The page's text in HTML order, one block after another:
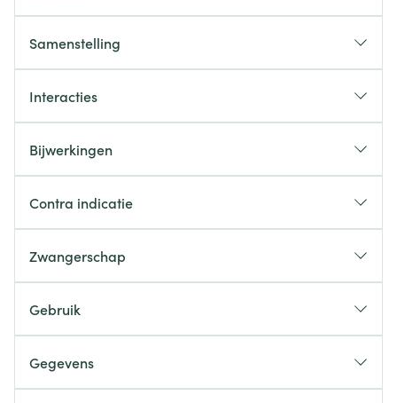
Samenstelling
Interacties
Bijwerkingen
Contra indicatie
Zwangerschap
Gebruik
Gegevens